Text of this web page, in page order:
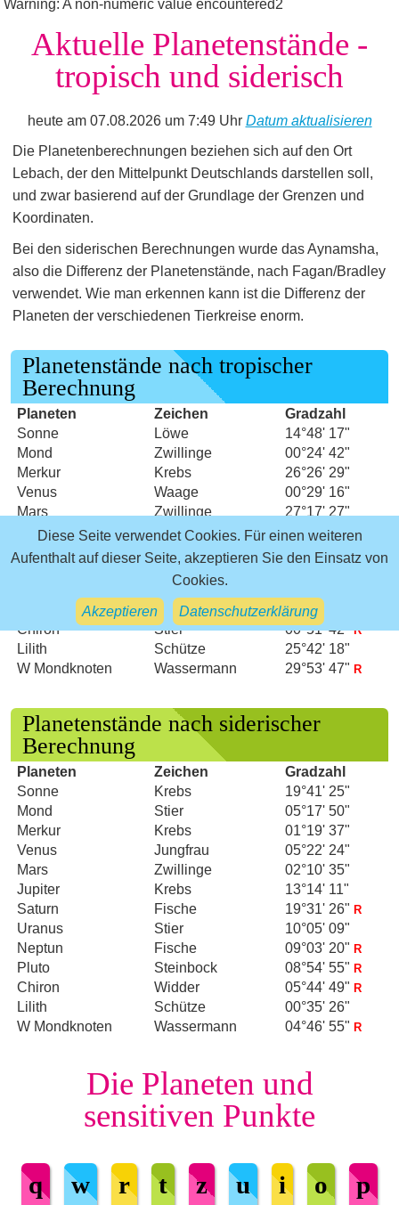
Diese Seite verwendet Cookies. Für einen weiteren
Aufenthalt auf dieser Seite, akzeptieren Sie den Einsatz von
Cookies.
Akzeptieren Datenschutzerklärung
Warning: A non-numeric value encountered2
Aktuelle Planetenstände -
tropisch und siderisch
heute am 07.08.2026 um 7:49 Uhr Datum aktualisieren
Die Planetenberechnungen beziehen sich auf den Ort
Lebach, der den Mittelpunkt Deutschlands darstellen soll,
und zwar basierend auf der Grundlage der Grenzen und
Koordinaten.
Bei den siderischen Berechnungen wurde das Aynamsha,
also die Differenz der Planetenstände, nach Fagan/Bradley
verwendet. Wie man erkennen kann ist die Differenz der
Planeten der verschiedenen Tierkreise enorm.
Planetenstände nach tropischer
Berechnung
Planeten Zeichen
Gradzahl
Sonne
Löwe
14°48' 17"
Mond
Zwillinge
00°24' 42"
Merkur
Krebs
26°26' 29"
Venus
Waage
00°29' 16"
Mars
Zwillinge
27°17' 27"
Jupiter
Löwe
08°21' 04"
Saturn
Widder 14°38' 18"
Widder
Wassermann 04°01' 47"
Chiron Stier 00°51' 42"R
Lilith Schütze
25°42' 18"
W Mondknoten
Wassermann 29°53' 47"R
Planetenstände nach siderischer
Berechnung
Planeten Zeichen
Gradzahl
Sonne
Krebs
19°41' 25"
Mond
Stier
05°17' 50"
Merkur
Krebs
01°19' 37"
Venus
Jungfrau
05°22' 24"
Mars
Zwillinge
02°10' 35"
Jupiter
Krebs
13°14' 11"
Saturn
Fische 19°31' 26"R
Uranus Stier
10°05' 09"
Neptun
Fische 09°03' 20"R
Pluto Steinbock 08°54' 55"R
Chiron Widder 05°44' 49"R
Lilith Schütze
00°35' 26"
W Mondknoten
Wassermann 04°46' 55"R
Die Planeten und
sensitiven Punkte
q w r t z u i o p